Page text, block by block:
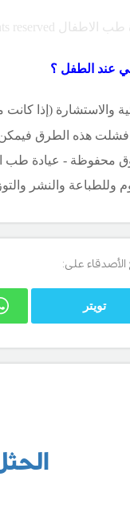
طب الاطفال reserved
عند الطفل ؟
وللطباعة والنشر
على:
تويتر